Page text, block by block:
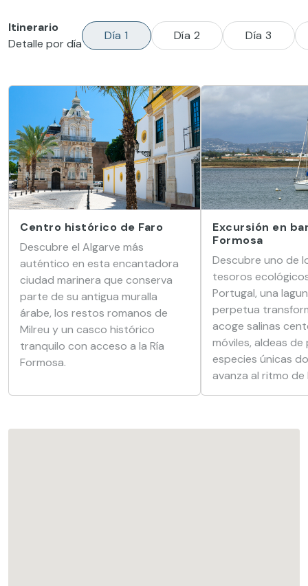
Itinerario
Detalle por día
Día 1 Día 2 Día 3
Centro histórico de Faro
Descubre el Algarve más
auténtico en esta encantadora
ciudad marinera que conserva
parte de su antigua muralla
árabe, los restos romanos de
Milreu y un casco histórico
tranquilo con acceso a la Ría
Formosa.
Excursión en
Formosa
Descubre uno de
tesoros
Portugal, una
perpetua
acoge salinas
móviles, aldeas
especies únicas
avanza al ritmo de